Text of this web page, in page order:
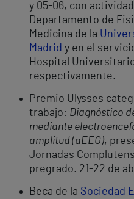
y 05-06, con
Departamento de
Medicina de la
Madrid y en el
Hospital
respectivamente.
Premio Ulysses
trabajo: Diagnóstico
mediante
amplitud (aEEG),
Jornadas
pregrado. 21-22 de
Beca de la Sociedad